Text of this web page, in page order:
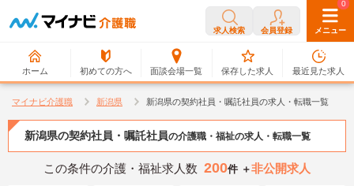
求人検索 会員登録 メニュー
ホーム 初めての方へ 面談会場一覧
0
保存した求人
0
最近見た求人
マイナビ介護職 新潟県 新潟県の契約社員・嘱託社員の求人・転職一覧
新潟県の契約社員・嘱託社員の介護職・福祉の求人・転職一覧
この条件の介護・福祉求人数 200件 ＋非公開求人